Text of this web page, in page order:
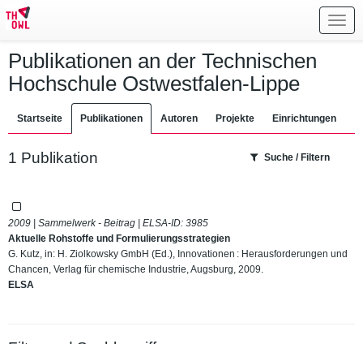
Publikationen an der Technischen
Hochschule Ostwestfalen-Lippe
Startseite Publikationen Autoren Projekte Einrichtungen
1 Publikation Suche / Filtern
2009 | Sammelwerk - Beitrag | ELSA-ID: 3985
Aktuelle Rohstoffe und Formulierungsstrategien
G. Kutz, in: H. Ziolkowsky GmbH (Ed.), Innovationen : Herausforderungen und
Chancen, Verlag für chemische Industrie, Augsburg, 2009.
ELSA